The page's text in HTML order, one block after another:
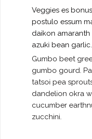
Veggies es
postulo essum
daikon
azuki bean garlic.
Gumbo beet
gumbo gourd.
tatsoi pea
dandelion okra
cucumber
zucchini.